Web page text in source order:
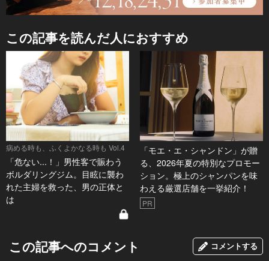
この記事を読んだ人におすすめ
病める時も、ふくよかなる時も Vol.4
「危ない...！」男性客で賑わう
ボルダリングジム。目眩に襲わ
れた主婦を救った、男の正体と
は
「モエ・エ・シャンドン」が贈
る、2026年夏の特別なプロモー
ション。極上のシャンパンを味
わえる厳選店舗を一挙紹介！
PR
この記事へのコメント コメントする